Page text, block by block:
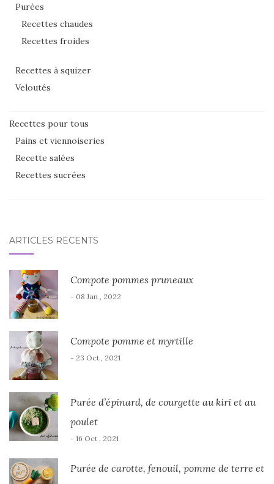
Purées
Recettes chaudes
Recettes froides
Recettes à squizer
Veloutés
Recettes pour tous
Pains et viennoiseries
Recette salées
Recettes sucrées
ARTICLES RÉCENTS
Compote pommes pruneaux
- 08 Jan , 2022
Compote pomme et myrtille
- 23 Oct , 2021
Purée d’épinard, de courgette au kiri et au
poulet
- 16 Oct , 2021
Purée de carotte, fenouil, pomme de terre et